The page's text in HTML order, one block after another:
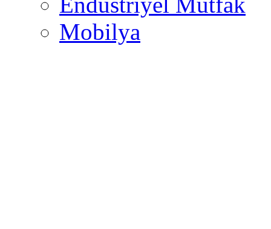
Mobilya